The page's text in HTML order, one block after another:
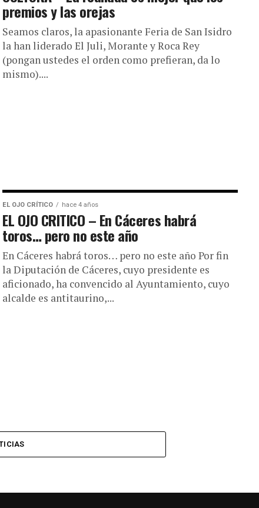
premios y las orejas
Seamos claros, la apasionante Feria de San Isidro
la han liderado El Juli, Morante y Roca Rey
(pongan ustedes el orden como prefieran, da lo
mismo)....
EL OJO CRÍTICO hace 4 años
EL OJO CRITICO – En Cáceres habrá
toros… pero no este año
En Cáceres habrá toros… pero no este año Por fin
la Diputación de Cáceres, cuyo presidente es
aficionado, ha convencido al Ayuntamiento, cuyo
alcalde es antitaurino,...